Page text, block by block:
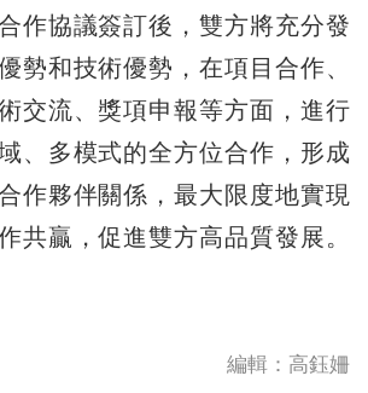
協議簽訂後，雙方將充分發
勢和技術優勢，在項目合作、
交流、獎項申報等方面，進行
、多模式的全方位合作，形成
作夥伴關係，最大限度地實現
共贏，促進雙方高品質發展。
編輯：高鈺姍